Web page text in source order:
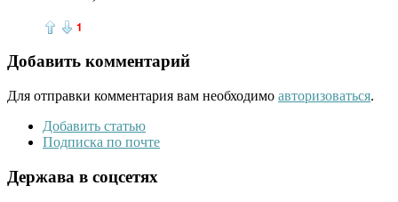
1
Добавить комментарий
Для отправки комментария вам необходимо авторизоваться.
Добавить статью
Подписка по почте
Держава в соцсетях